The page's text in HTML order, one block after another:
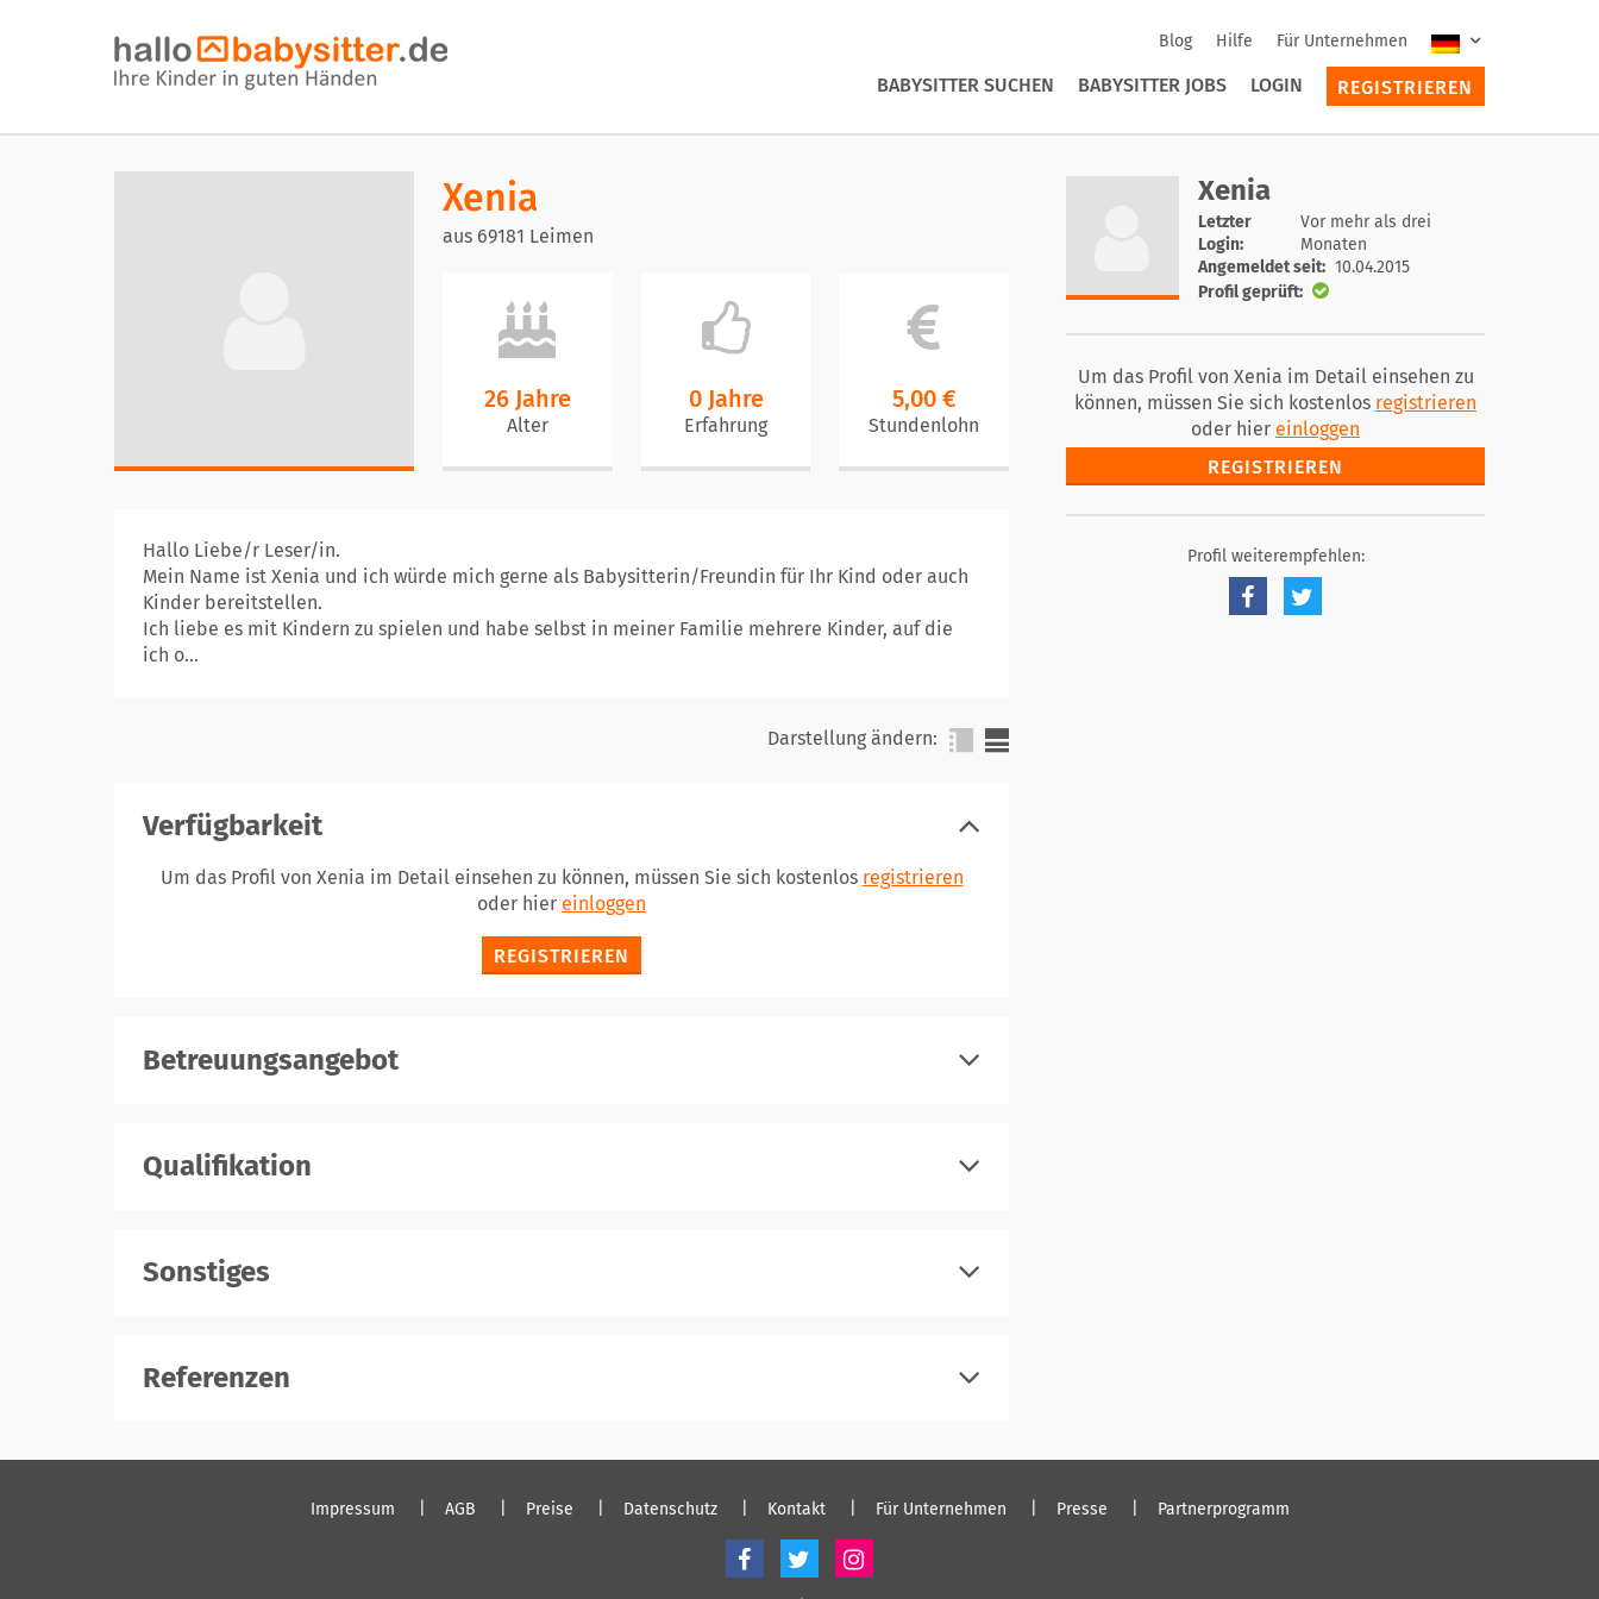
Blog Hilfe Für Unternehmen
BABYSITTER SUCHEN BABYSITTER JOBS LOGIN REGISTRIEREN
Xenia
aus 69181 Leimen
26 Jahre
Alter
0 Jahre
Erfahrung
5,00 €
Stundenlohn
Hallo Liebe/r Leser/in.
Mein Name ist Xenia und ich würde mich gerne als Babysitterin/Freundin für Ihr Kind oder auch
Kinder bereitstellen.
Ich liebe es mit Kindern zu spielen und habe selbst in meiner Familie mehrere Kinder, auf die
ich o...
Darstellung ändern:
Verfügbarkeit
Um das Profil von Xenia im Detail einsehen zu können, müssen Sie sich kostenlos registrieren
oder hier einloggen
REGISTRIEREN
Betreuungsangebot
Qualifikation
Sonstiges
Referenzen
einloggen
Xenia
Letzter
Login:
Vor mehr als drei
Monaten
Angemeldet seit: 10.04.2015
Profil geprüft:
Um das Profil von Xenia im Detail einsehen zu
können, müssen Sie sich kostenlos registrieren
oder hier einloggen
REGISTRIEREN
Profil weiterempfehlen:
Impressum AGB Preise Datenschutz Kontakt Für Unternehmen Presse Partnerprogramm